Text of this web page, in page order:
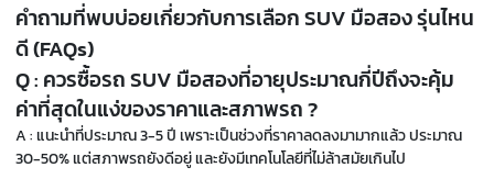
คำถามที่พบบ่อยเกี่ยวกับการเลือก SUV มือสอง รุ่นไหน
ดี (FAQs)
Q : ควรซื้อรถ SUV มือสองที่อายุประมาณกี่ปีถึงจะคุ้ม
ค่าที่สุดในแง่ของราคาและสภาพรถ ?
A : แนะนำที่ประมาณ 3-5 ปี เพราะเป็นช่วงที่ราคาลดลงมามากแล้ว ประมาณ
30-50% แต่สภาพรถยังดีอยู่ และยังมีเทคโนโลยีที่ไม่ล้าสมัยเกินไป